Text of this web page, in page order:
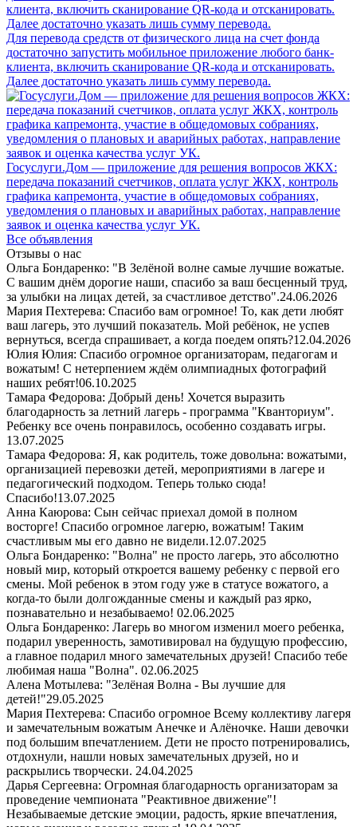
Для перевода средств от физического лица на счет фонда
достаточно запустить мобильное приложение любого банк-
клиента, включить сканирование QR-кода и отсканировать.
Далее достаточно указать лишь сумму перевода.
Госуслуги.Дом — приложение для решения вопросов ЖКХ:
передача показаний счетчиков, оплата услуг ЖКХ, контроль
графика капремонта, участие в общедомовых собраниях,
уведомления о плановых и аварийных работах, направление
заявок и оценка качества услуг УК.
Все объявления
Отзывы о нас
Ольга Бондаренко: "В Зелёной волне самые лучшие вожатые.
С вашим днём дорогие наши, спасибо за ваш бесценный труд,
за улыбки на лицах детей, за счастливое детство".24.06.2026
Мария Пехтерева: Спасибо вам огромное! То, как дети любят
ваш лагерь, это лучший показатель. Мой ребёнок, не успев
вернуться, всегда спрашивает, а когда поедем опять?12.04.2026
Юлия Юлия: Спасибо огромное организаторам, педагогам и
вожатым! С нетерпением ждём олимпиадных фотографий
наших ребят!06.10.2025
Тамара Федорова: Добрый день! Хочется выразить
благодарность за летний лагерь - программа "Кванториум".
Ребенку все очень понравилось, особенно создавать игры.
13.07.2025
Тамара Федорова: Я, как родитель, тоже довольна: вожатыми,
организацией перевозки детей, мероприятиями в лагере и
педагогический подходом. Теперь только сюда!
Спасибо!13.07.2025
Анна Каюрова: Сын сейчас приехал домой в полном
восторге! Спасибо огромное лагерю, вожатым! Таким
счастливым мы его давно не видели.12.07.2025
Ольга Бондаренко: "Волна" не просто лагерь, это абсолютно
новый мир, который откроется вашему ребенку с первой его
смены. Мой ребенок в этом году уже в статусе вожатого, а
когда-то были долгожданные смены и каждый раз ярко,
познавательно и незабываемо! 02.06.2025
Ольга Бондаренко: Лагерь во многом изменил моего ребенка,
подарил уверенность, замотивировал на будущую профессию,
а главное подарил много замечательных друзей! Спасибо тебе
любимая наша "Волна". 02.06.2025
Алена Мотылева: "Зелёная Волна - Вы лучшие для
детей!"29.05.2025
Мария Пехтерева: Спасибо огромное Всему коллективу лагеря
и замечательным вожатым Анечке и Алёночке. Наши девочки
под большим впечатлением. Дети не просто потренировались,
отдохнули, нашли новых замечательных друзей, но и
раскрылись творчески. 24.04.2025
Дарья Сергеевна: Огромная благодарность организаторам за
проведение чемпионата "Реактивное движение"!
Незабываемые детские эмоции, радость, яркие впечатления,